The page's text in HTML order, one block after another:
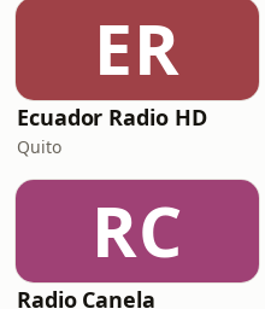
ER
Ecuador Radio HD
Quito
RC
Radio Canela